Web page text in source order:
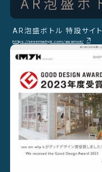
AR泡盛ボトル 特設サイト
https://seeemwhyk.com/awamori/